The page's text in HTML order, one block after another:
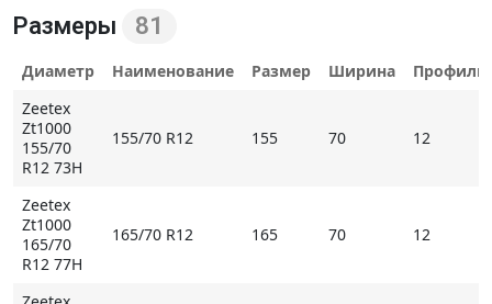
Стабильное поведение на высокой скорости
Расположенные в центральной части протектора
три продольных ребра обладают неплохой
устойчивостью к деформации. Особенно высокой
ближе к внутренней стороне протекторного рисунка.
Данная особенность не только повышает
стабильность на высокой скорости, но и точность
управления.
Размеры 81
Диаметр Наименование Размер Ширина
Профиль
Zeetex
Zt1000
155/70
R12 73H
155/70 R12 155 70 12
Zeetex
Zt1000
165/70
R12 77H
165/70 R12 165 70 12